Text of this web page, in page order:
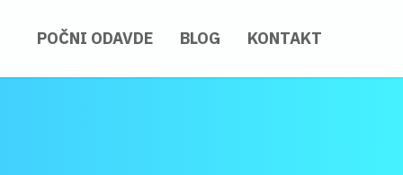
POČNI ODAVDE BLOG KONTAKT